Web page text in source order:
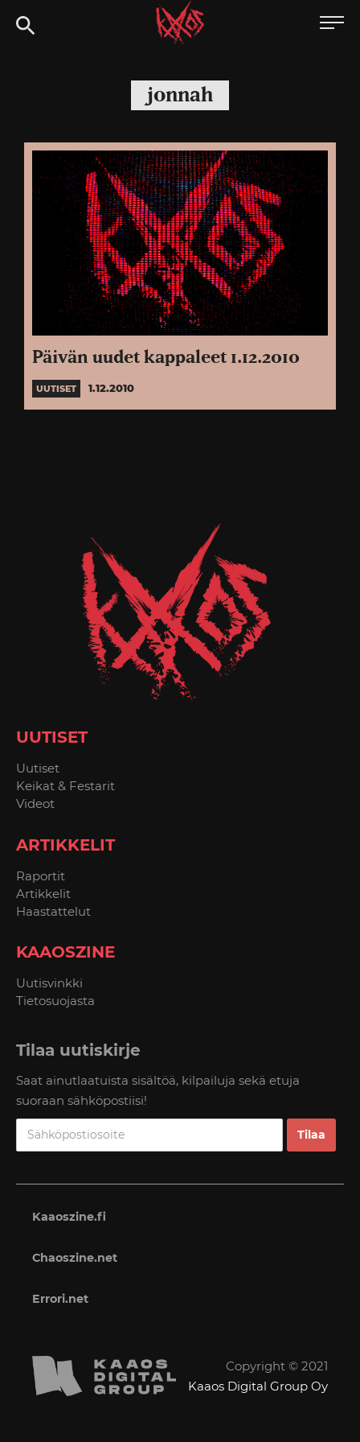
Siirry
suoraan
Kaaoszine
jonnah
Päivän uudet kappaleet 1.12.2010
UUTISET 1.12.2010
UUTISET
Uutiset
Keikat & Festarit
Videot
ARTIKKELIT
Raportit
Artikkelit
Haastattelut
KAAOSZINE
Uutisvinkki
Tietosuojasta
Tilaa uutiskirje
Saat ainutlaatuista sisältöä, kilpailuja sekä etuja
suoraan sähköpostiisi!
Kaaoszine.fi
Chaoszine.net
Errori.net
Copyright © 2021
Kaaos Digital Group Oy